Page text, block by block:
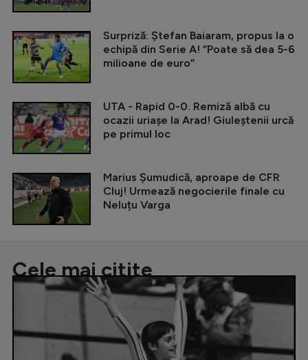
Surpriză: Ștefan Baiaram, propus la o
echipă din Serie A! ”Poate să dea 5-6
milioane de euro”
UTA - Rapid 0-0. Remiză albă cu
ocazii uriașe la Arad! Giuleștenii urcă
pe primul loc
Marius Șumudică, aproape de CFR
Cluj! Urmează negocierile finale cu
Neluțu Varga
Cele mai citite